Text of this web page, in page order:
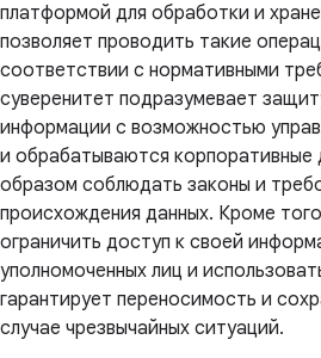
платформой для обработки и
позволяет проводить такие
соответствии с нормативными
суверенитет подразумевает
информации с возможностью
и обрабатываются корпоративные
образом соблюдать законы и
происхождения данных. Кроме
ограничить доступ к своей
уполномоченных лиц и
гарантирует переносимость и
случае чрезвычайных ситуаций.